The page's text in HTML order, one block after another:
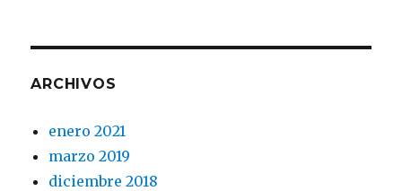
ARCHIVOS
enero 2021
marzo 2019
diciembre 2018